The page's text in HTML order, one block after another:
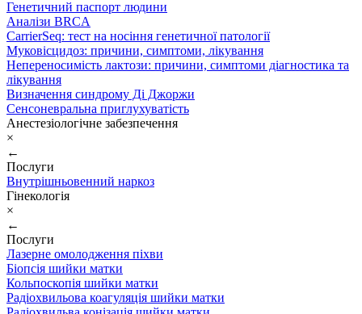
Генетичний паспорт людини
Аналізи BRCA
CarrierSeq: тест на носіння генетичної патології
Муковісцидоз: причини, симптоми, лікування
Непереносимість лактози: причини, симптоми діагностика та
лікування
Визначення синдрому Ді Джоржи
Сенсоневральна приглухуватість
Анестезіологічне забезпечення
×
←
Послуги
Внутрішньовенний наркоз
Гінекологія
×
←
Послуги
Лазерне омолодження піхви
Біопсія шийки матки
Кольпоскопія шийки матки
Радіохвильова коагуляція шийки матки